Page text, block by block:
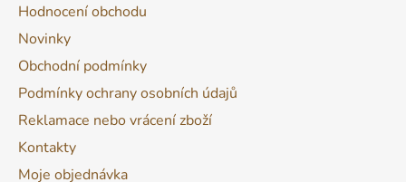
Hodnocení obchodu
Novinky
Obchodní podmínky
Podmínky ochrany osobních údajů
Reklamace nebo vrácení zboží
Kontakty
Moje objednávka